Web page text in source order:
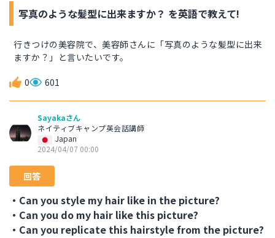
写真のような髪型に出来ますか？ を英語で教えて!
行きつけの美容院で、美容師さんに「写真のような髪型に出来
ますか？」と言いたいです。
0 601
Sayakaさん
ネイティブキャンプ英会話講師
Japan
2024/04/07 00:00
回答
・Can you style my hair like in the picture?
・Can you do my hair like this picture?
・Can you replicate this hairstyle from the picture?